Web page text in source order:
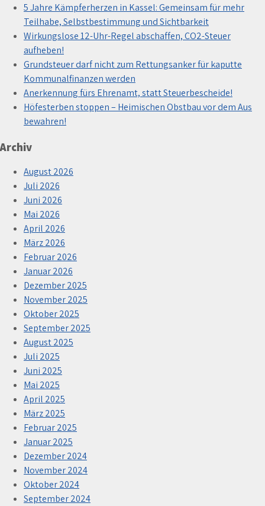
5 Jahre Kämpferherzen in Kassel: Gemeinsam für mehr
Teilhabe, Selbstbestimmung und Sichtbarkeit
Wirkungslose 12-Uhr-Regel abschaffen, CO2-Steuer
aufheben!
Grundsteuer darf nicht zum Rettungsanker für kaputte
Kommunalfinanzen werden
Anerkennung fürs Ehrenamt, statt Steuerbescheide!
Höfesterben stoppen – Heimischen Obstbau vor dem Aus
bewahren!
Archiv
August 2026
Juli 2026
Juni 2026
Mai 2026
April 2026
März 2026
Februar 2026
Januar 2026
Dezember 2025
November 2025
Oktober 2025
September 2025
August 2025
Juli 2025
Juni 2025
Mai 2025
April 2025
März 2025
Februar 2025
Januar 2025
Dezember 2024
November 2024
Oktober 2024
September 2024